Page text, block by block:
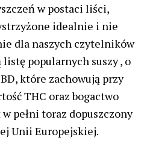
w postaci liści,
idealnie i nie
dla naszych czytelników
popularnych suszy , o
które zachowują przy
THC oraz bogactwo
w pełni toraz dopuszczony
Unii Europejskiej.